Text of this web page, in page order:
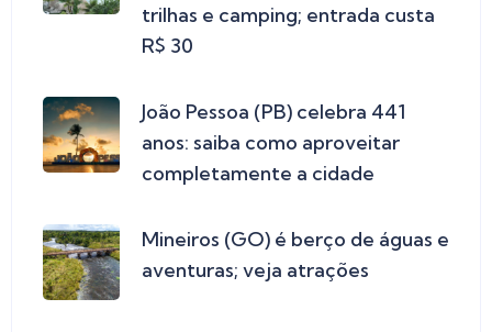
trilhas e camping; entrada custa
R$ 30
João Pessoa (PB) celebra 441
anos: saiba como aproveitar
completamente a cidade
Mineiros (GO) é berço de águas e
aventuras; veja atrações